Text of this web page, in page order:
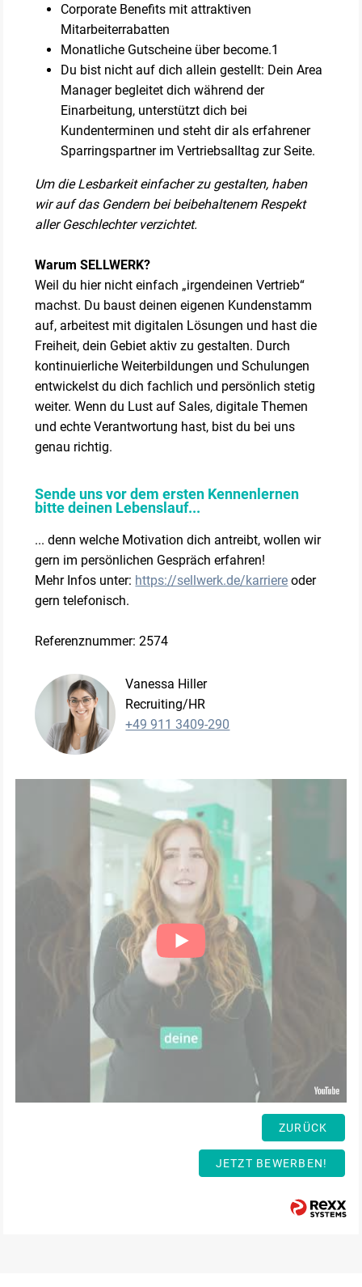
Corporate Benefits mit attraktiven
Mitarbeiterrabatten
Monatliche Gutscheine über become.1
Du bist nicht auf dich allein gestellt: Dein Area
Manager begleitet dich während der
Einarbeitung, unterstützt dich bei
Kundenterminen und steht dir als erfahrener
Sparringspartner im Vertriebsalltag zur Seite.
Um die Lesbarkeit einfacher zu gestalten, haben
wir auf das Gendern bei beibehaltenem Respekt
aller Geschlechter verzichtet.
Warum SELLWERK?
Weil du hier nicht einfach „irgendeinen Vertrieb“
machst. Du baust deinen eigenen Kundenstamm
auf, arbeitest mit digitalen Lösungen und hast die
Freiheit, dein Gebiet aktiv zu gestalten. Durch
kontinuierliche Weiterbildungen und Schulungen
entwickelst du dich fachlich und persönlich stetig
weiter. Wenn du Lust auf Sales, digitale Themen
und echte Verantwortung hast, bist du bei uns
genau richtig.
Sende uns vor dem ersten Kennenlernen
bitte deinen Lebenslauf...
... denn welche Motivation dich antreibt, wollen wir
gern im persönlichen Gespräch erfahren!
Mehr Infos unter: https://sellwerk.de/karriere oder
gern telefonisch.
Referenznummer: 2574
Vanessa Hiller
Recruiting/HR
+49 911 3409-290
ZURÜCK
JETZT BEWERBEN!